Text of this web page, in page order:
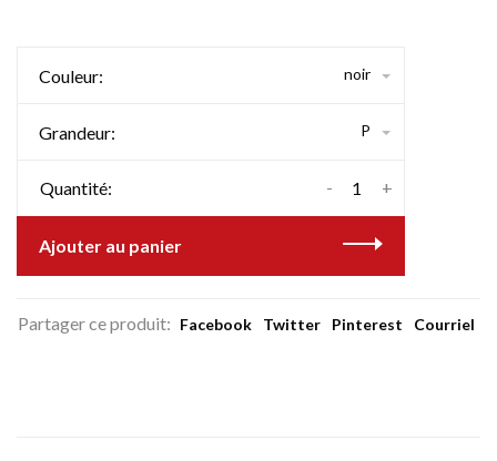
Couleur: noir
Grandeur: P
Quantité: +
-
Ajouter au panier
Partager ce produit: Facebook Twitter Pinterest Courriel